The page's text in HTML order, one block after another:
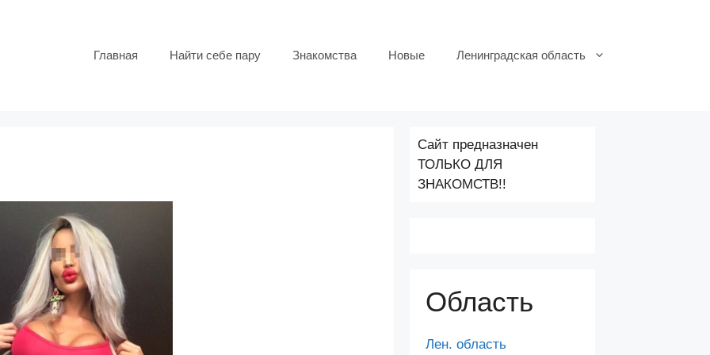
Главная Найти себе пару Знакомства Новые Ленинградская область
Сайт предназначен
ТОЛЬКО ДЛЯ
ЗНАКОМСТВ!!
Область
Лен. область